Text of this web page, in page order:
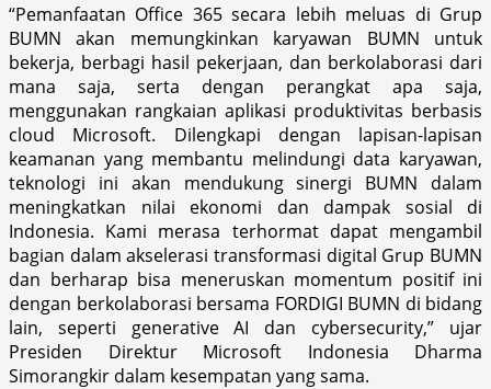
“Pemanfaatan Office 365 secara lebih meluas di Grup
BUMN akan memungkinkan karyawan BUMN untuk
bekerja, berbagi hasil pekerjaan, dan berkolaborasi dari
mana saja, serta dengan perangkat apa saja,
menggunakan rangkaian aplikasi produktivitas berbasis
cloud Microsoft. Dilengkapi dengan lapisan-lapisan
keamanan yang membantu melindungi data karyawan,
teknologi ini akan mendukung sinergi BUMN dalam
meningkatkan nilai ekonomi dan dampak sosial di
Indonesia. Kami merasa terhormat dapat mengambil
bagian dalam akselerasi transformasi digital Grup BUMN
dan berharap bisa meneruskan momentum positif ini
dengan berkolaborasi bersama FORDIGI BUMN di bidang
lain, seperti generative AI dan cybersecurity,” ujar
Presiden Direktur Microsoft Indonesia Dharma
Simorangkir dalam kesempatan yang sama.